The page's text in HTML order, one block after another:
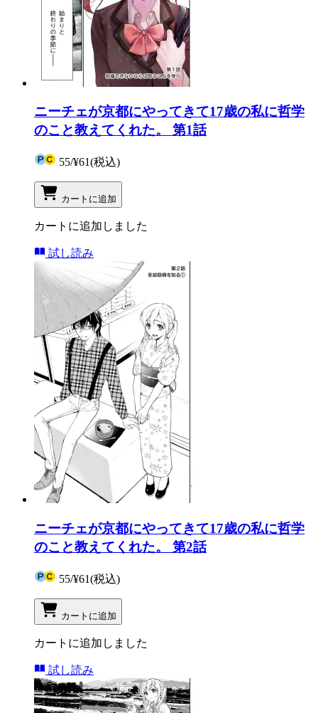
ニーチェが京都にやってきて17歳の私に哲学
のこと教えてくれた。 第1話
55/¥61(税込)
カートに追加
カートに追加しました
試し読み
ニーチェが京都にやってきて17歳の私に哲学
のこと教えてくれた。 第2話
55/¥61(税込)
カートに追加
カートに追加しました
試し読み